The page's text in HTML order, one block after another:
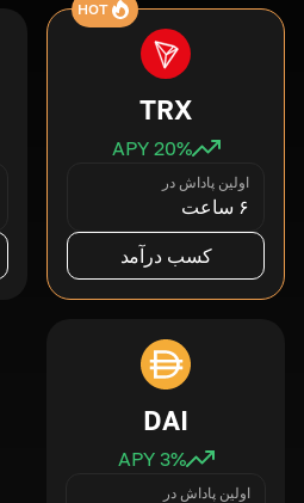
HOT
TRX
20% APY
اولین پاداش در
۶ ساعت
کسب درآمد
DAI
3% APY
اولین پاداش در